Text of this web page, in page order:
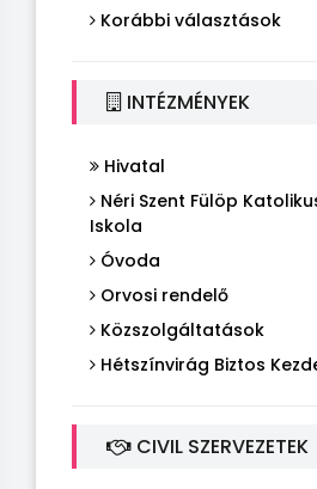
Korábbi választások
INTÉZMÉNYEK
Hivatal
Néri Szent Fülöp
Iskola
Óvoda
Orvosi rendelő
Közszolgáltatások
Hétszínvirág Biztos
CIVIL SZERVEZETEK